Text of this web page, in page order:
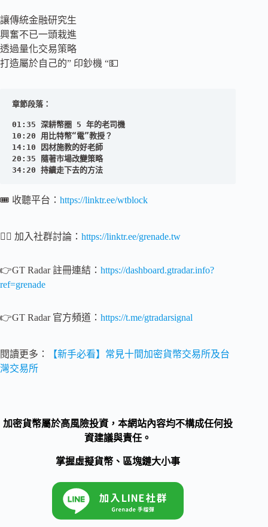
讓傳統金融研究生
興奮不已一頭栽進
透過量化交易策略
打造屬於自己的” 印鈔機 “💵
01:35 深耕幣圈 5 年的老司機
10:20 用比特幣“電”教授？
14:10 因材施教的好老師
20:35 隨著市場改變策略
34:20 持續走下去的方法
🎟 收聽平台： https://linktr.ee/wtblock
💁‍♂️ 加入社群討論： https://linktr.ee/grenade.tw
👉GT Radar 註冊連結： https://dashboard.gtradar.info?
ref=grenade
👉GT Radar 官方頻道： https://t.me/gtradarsignal
閱讀更多：
【新手必看】常見十間加密貨幣交易所及台
灣交易所
加密貨幣屬於高風險投資，本網站內容均不構成任何投
資建議與責任。
掌握虛擬貨幣、區塊鏈大小事